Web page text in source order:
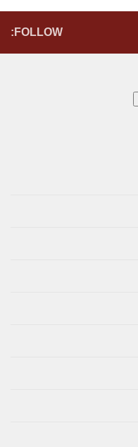
FOLLOW: